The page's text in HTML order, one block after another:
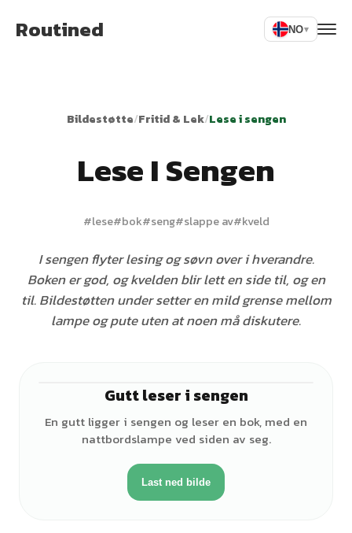
Routined NO▾
Bildestøtte/Fritid & Lek/Lese i sengen
Lese I Sengen
#lese#bok#seng#slappe av#kveld
I sengen flyter lesing og søvn over i hverandre.
Boken er god, og kvelden blir lett en side til, og en
til. Bildestøtten under setter en mild grense mellom
lampe og pute uten at noen må diskutere.
Gutt leser i sengen
En gutt ligger i sengen og leser en bok, med en
nattbordslampe ved siden av seg.
Last ned bilde